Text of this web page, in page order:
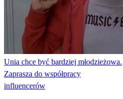
Unia chce być bardziej młodzieżowa.
Zaprasza do współpracy
influencerów